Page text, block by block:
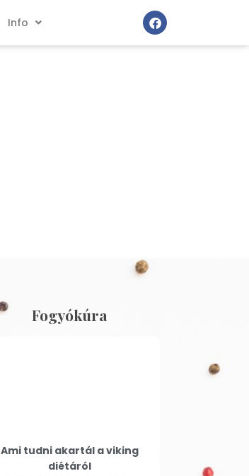
Info
Fogyókúra
Ami tudni akartál a viking
diétáról